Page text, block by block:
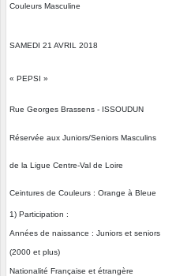
Couleurs Masculine
SAMEDI 21 AVRIL 2018
« PEPSI »
Rue Georges Brassens - ISSOUDUN
Réservée aux Juniors/Seniors Masculins
de la Ligue Centre-Val de Loire
Ceintures de Couleurs : Orange à Bleue
1) Participation :
Années de naissance : Juniors et seniors
(2000 et plus)
Nationalité Française et étrangère